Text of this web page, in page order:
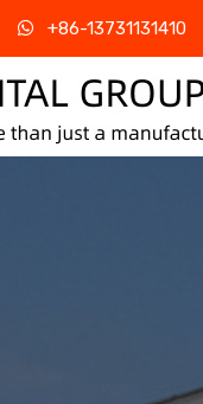
+86-13731131410